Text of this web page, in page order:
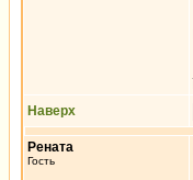
Наверх
Рената
Гость